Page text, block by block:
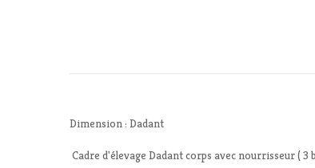
Dimension : Dadant
Cadre d'élevage Dadant corps avec nourrisseur (